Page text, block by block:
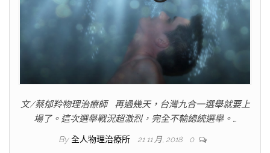
文/蔡郁羚物理治療師 再過幾天，台灣九合一選舉就要上
場了。這次選舉戰況超激烈，完全不輸總統選舉。…
By 全人物理治療所 21 11 月, 2018 0